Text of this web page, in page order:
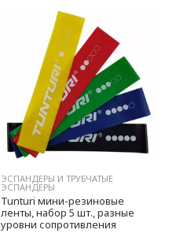
ЭСПАНДЕРЫ И ТРУБЧАТЫЕ
ЭСПАНДЕРЫ
Tunturi мини-резиновые
ленты, набор 5 шт., разные
уровни сопротивления